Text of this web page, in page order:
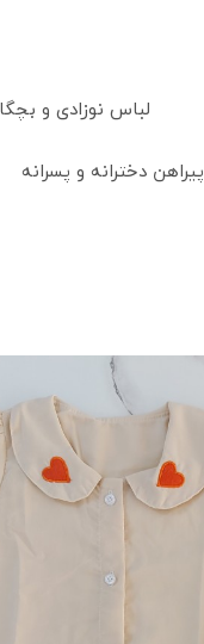
لباس نوزادی و
پیراهن دخترانه و پسرانه